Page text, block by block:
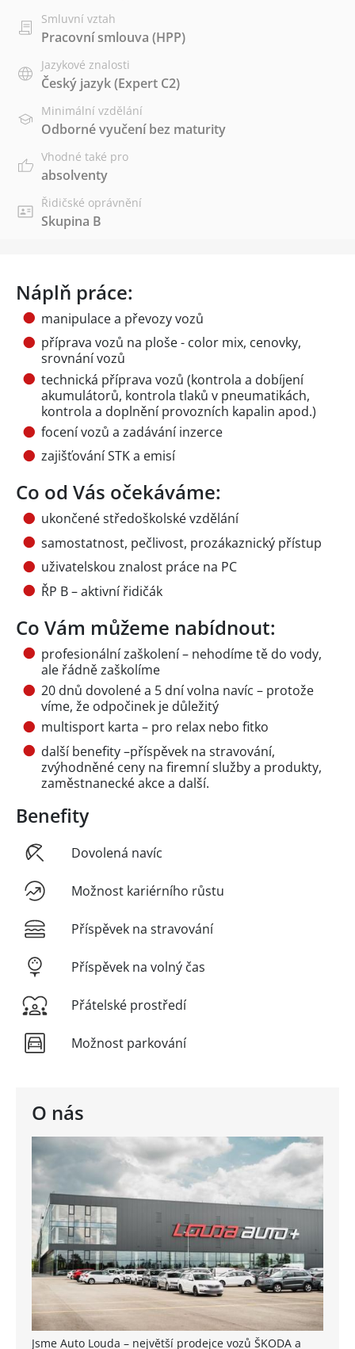
Smluvní vztah
Pracovní smlouva (HPP)
Jazykové znalosti
Český jazyk(Expert C2)
Minimální vzdělání
Odborné vyučení bez maturity
Vhodné také pro
absolventy
Řidičské oprávnění
Skupina B
O nás
Jsme Auto Louda – největší prodejce vozů ŠKODA a
Náplň práce:
manipulace a převozy vozů
příprava vozů na ploše - color mix, cenovky,
srovnání vozů
technická příprava vozů (kontrola a dobíjení
akumulátorů, kontrola tlaků v pneumatikách,
kontrola a doplnění provozních kapalin apod.)
focení vozů a zadávání inzerce
zajišťování STK a emisí
Co od Vás očekáváme:
ukončené středoškolské vzdělání
samostatnost, pečlivost, prozákaznický přístup
uživatelskou znalost práce na PC
ŘP B – aktivní řidičák
Co Vám můžeme nabídnout:
profesionální zaškolení – nehodíme tě do vody,
ale řádně zaškolíme
20 dnů dovolené a 5 dní volna navíc – protože
víme, že odpočinek je důležitý
multisport karta – pro relax nebo fitko
další benefity –příspěvek na stravování,
zvýhodněné ceny na firemní služby a produkty,
zaměstnanecké akce a další.
Benefity
Dovolená navíc
Možnost kariérního růstu
Příspěvek na stravování
Příspěvek na volný čas
Přátelské prostředí
Možnost parkování